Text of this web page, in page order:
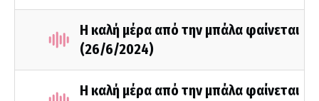
Η καλή μέρα από την μπάλα φαίνεται
(26/6/2024)
Η καλή μέρα από την μπάλα φαίνεται